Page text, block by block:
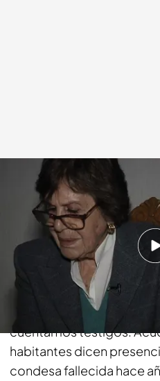
cuatro.com
24 DIC 2018 - 00:15h.
Compartir
Precisamos una vez más
Paloma Navarrete para
cuentan los testigos.
habitantes dicen
condesa fallecida hace